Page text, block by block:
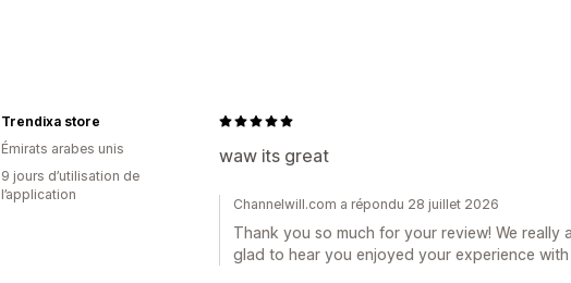
Import et export
waw its great
Trendixa store
Émirats arabes unis
9 jours d’utilisation de
l’application
Channelwill.com a répondu 28 juillet 2026
Thank you so much for your review! We
glad to hear you enjoyed your experience with